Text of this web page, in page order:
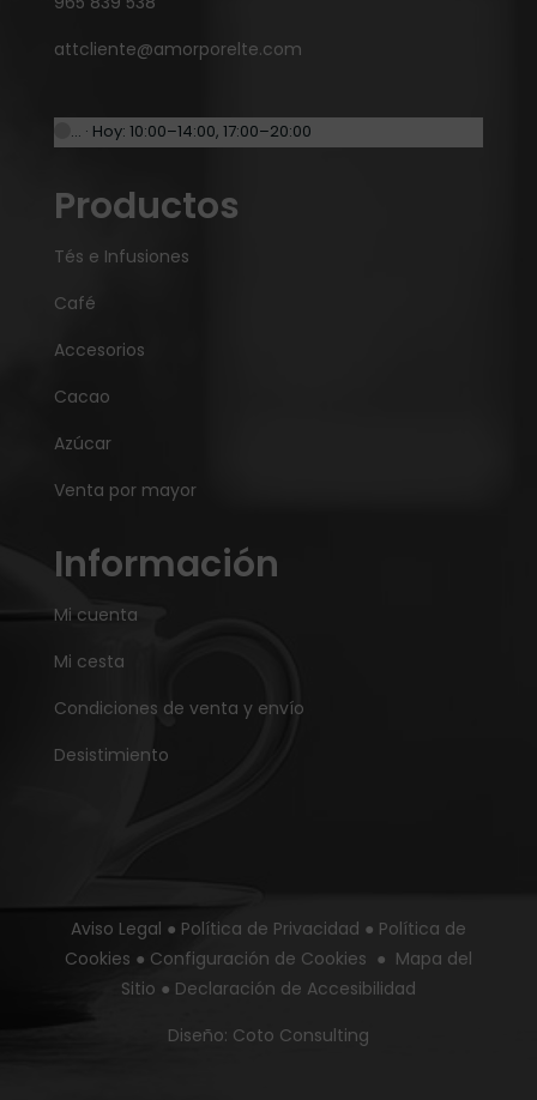
attcliente@amorporelte.com
… · Hoy: 10:00–14:00, 17:00–20:00
Productos
Tés e Infusiones
Café
Accesorios
Cacao
Azúcar
Venta por mayor
Información
Mi cuenta
Mi cesta
Condiciones de venta y envío
Desistimiento
Aviso Legal ● Política de Privacidad ● Política de
Cookies ● Configuración de Cookies ● Mapa del
Sitio ● Declaración de Accesibilidad
Diseño: Coto Consulting